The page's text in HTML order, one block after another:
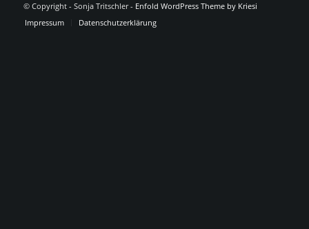
© Copyright - Sonja Tritschler - Enfold WordPress Theme by Kriesi
Impressum
Datenschutzerklärung